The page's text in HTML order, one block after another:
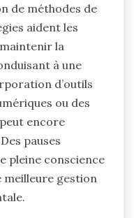
de méthodes de
aident les
la
à une
d’outils
ou des
encore
pauses
pleine conscience
meilleure gestion